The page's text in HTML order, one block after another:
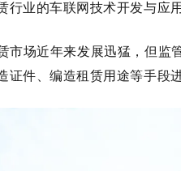
行业的车联网技术开发与应用
市场近年来发展迅猛，但监
证件、编造租赁用途等手段